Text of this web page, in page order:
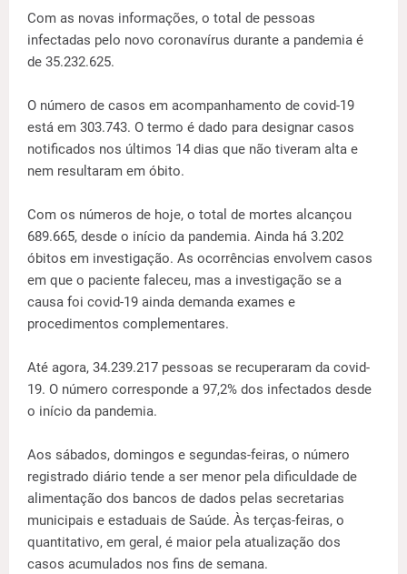
Com as novas informações, o total de pessoas
infectadas pelo novo coronavírus durante a pandemia é
de 35.232.625.
O número de casos em acompanhamento de covid-19
está em 303.743. O termo é dado para designar casos
notificados nos últimos 14 dias que não tiveram alta e
nem resultaram em óbito.
Com os números de hoje, o total de mortes alcançou
689.665, desde o início da pandemia. Ainda há 3.202
óbitos em investigação. As ocorrências envolvem casos
em que o paciente faleceu, mas a investigação se a
causa foi covid-19 ainda demanda exames e
procedimentos complementares.
Até agora, 34.239.217 pessoas se recuperaram da covid-
19. O número corresponde a 97,2% dos infectados desde
o início da pandemia.
Aos sábados, domingos e segundas-feiras, o número
registrado diário tende a ser menor pela dificuldade de
alimentação dos bancos de dados pelas secretarias
municipais e estaduais de Saúde. Às terças-feiras, o
quantitativo, em geral, é maior pela atualização dos
casos acumulados nos fins de semana.